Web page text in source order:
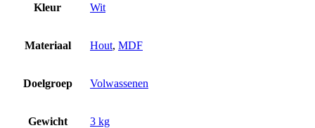
Kleur Wit
Materiaal Hout, MDF
Doelgroep Volwassenen
Gewicht 3 kg